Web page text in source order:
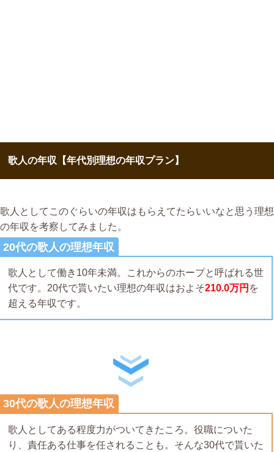
歌人の年収【年代別理想の年収プラン】
歌人としてこのぐらいの年収はもらえてたらいいなと思う理想
の年収を考察してみました。
20代の歌人の理想年収
歌人として働き10年未満。これからのホープと呼ばれる世
代です。20代で貰いたい理想の年収はおよそ210.0万円 を
超える年収です。
30代の歌人の理想年収
歌人としてある程度力がついてきたころ。役職についた
り、責任ある仕事を任されることも。そんな30代で貰いた